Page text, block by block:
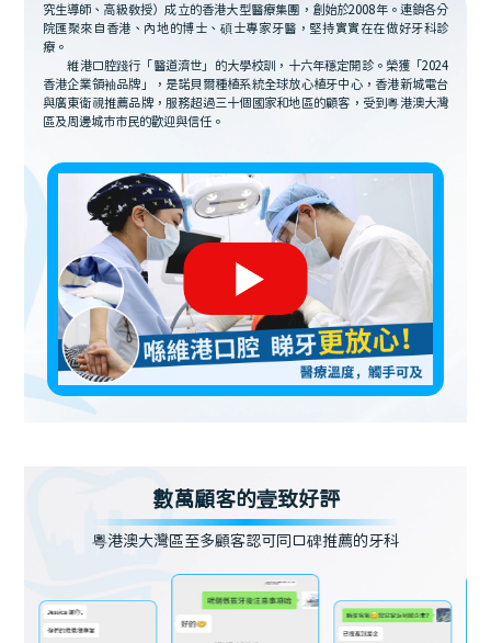
究生導師、高級教授）成立的香港大型醫療集團，創始於2008年。連鎖各分
院匯聚來自香港、內地的博士、碩士專家牙醫，堅持實實在在做好牙科診
療。
維港口腔踐行「醫道濟世」的大學校訓，十六年穩定開診。榮獲「2024
香港企業領袖品牌」，是諾貝爾種植系統全球放心植牙中心，香港新城電台
與廣東衛視推薦品牌，服務超過三十個國家和地區的顧客，受到粵港澳大灣
區及周邊城市市民的歡迎與信任。
數萬顧客的壹致好評
粵港澳大灣區至多顧客認可同口碑推薦的牙科